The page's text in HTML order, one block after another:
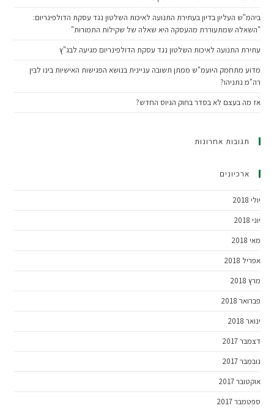
ביהמ"ש העליון בדיון בעתירת התנועה לאיכות השלטון נגד עסקת הדולפינריום:
"השאלה שמתעוררת מהעסקה היא שאלה של שקילות התמורות"
עתירת התנועה לאיכות השלטון נגד עסקת הדולפינריום מגיעה לבג"ץ
מדוע מתחמק היועמ"ש ממתן תשובה עניינית בנושא הפגישות האישיות בינו לבין
רה"מ נתניהו?
אז מה בעצם לא בסדר בחוק הגיוס החדש?
תגובות אחרונות
ארכיונים
יולי 2018
יוני 2018
מאי 2018
אפריל 2018
מרץ 2018
פברואר 2018
ינואר 2018
דצמבר 2017
נובמבר 2017
אוקטובר 2017
ספטמבר 2017